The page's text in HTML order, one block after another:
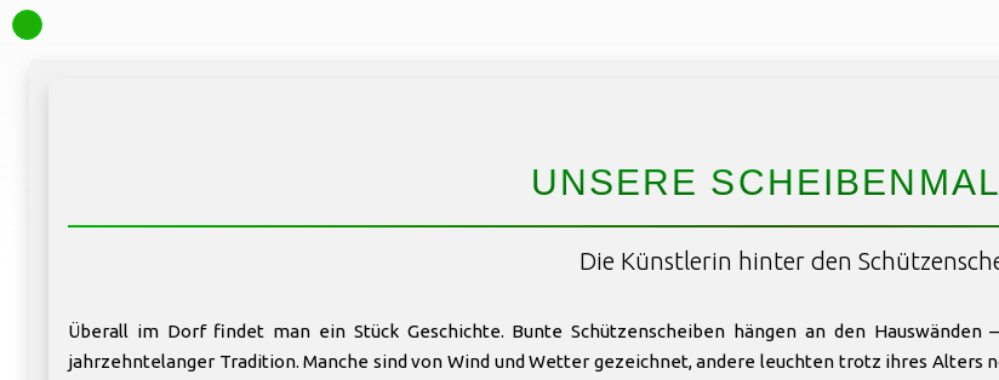
UNSERE
Die Künstlerin hinter den
Überall im Dorf findet man ein Stück Geschichte. Bunte Schützenscheiben hängen an den Hauswänden
jahrzehntelanger Tradition. Manche sind von Wind und Wetter gezeichnet, andere leuchten trotz ihres Alters